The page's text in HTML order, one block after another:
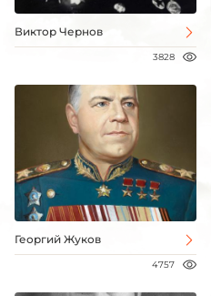
Виктор Чернов
3828
Георгий Жуков
4757